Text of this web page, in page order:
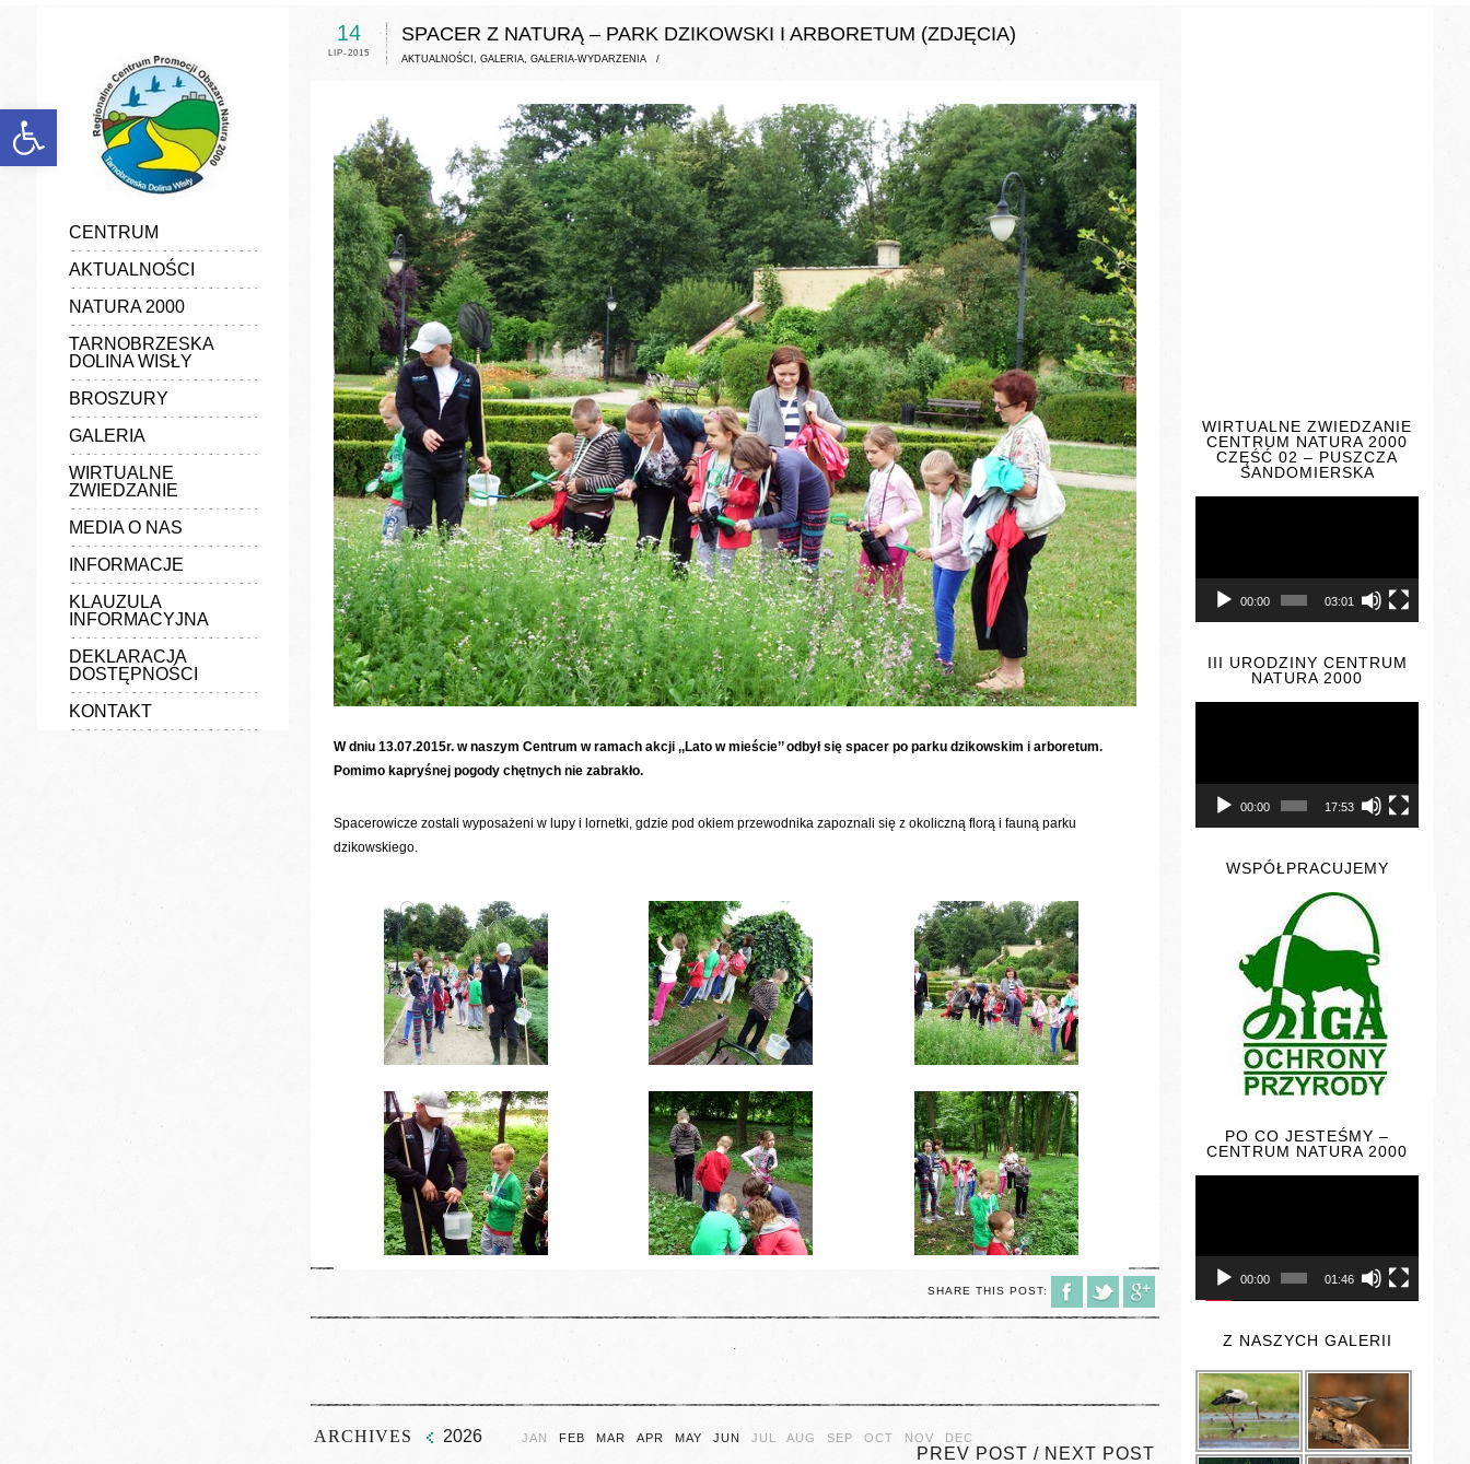
Otwórz pasek narzędzi
popularize
poster
quality
vender
CENTRUM
AKTUALNOŚCI
NATURA 2000
TARNOBRZESKA
DOLINA WISŁY
BROSZURY
GALERIA
WIRTUALNE
ZWIEDZANIE
MEDIA O NAS
INFORMACJE
KLAUZULA
INFORMACYJNA
DEKLARACJA
DOSTĘPNOŚCI
KONTAKT
WIRTUALNE ZWIEDZANIE
CENTRUM NATURA 2000
CZĘŚĆ 02 – PUSZCZA
SANDOMIERSKA
00:00 03:01
III URODZINY CENTRUM
NATURA 2000
00:00 17:53
WSPÓŁPRACUJEMY
PO CO JESTEŚMY –
CENTRUM NATURA 2000
00:00 01:46
Z NASZYCH GALERII
14
LIP-2015
SPACER Z NATURĄ – PARK DZIKOWSKI I ARBORETUM (ZDJĘCIA)
AKTUALNOŚCI , GALERIA, GALERIA-WYDARZENIA/
W dniu 13.07.2015r. w naszym Centrum w ramach akcji ,,Lato w mieście’’ odbył się spacer po parku dzikowskim i arboretum.
Pomimo kapryśnej pogody chętnych nie zabrakło.
Spacerowicze zostali wyposażeni w lupy i lornetki, gdzie pod okiem przewodnika zapoznali się z okoliczną florą i fauną parku
dzikowskiego.
SHARE THIS POST:
ARCHIVES 2026 JAN FEB MAR APR MAY JUN JUL AUG SEP OCT NOV DEC
PREV POST / NEXT POST